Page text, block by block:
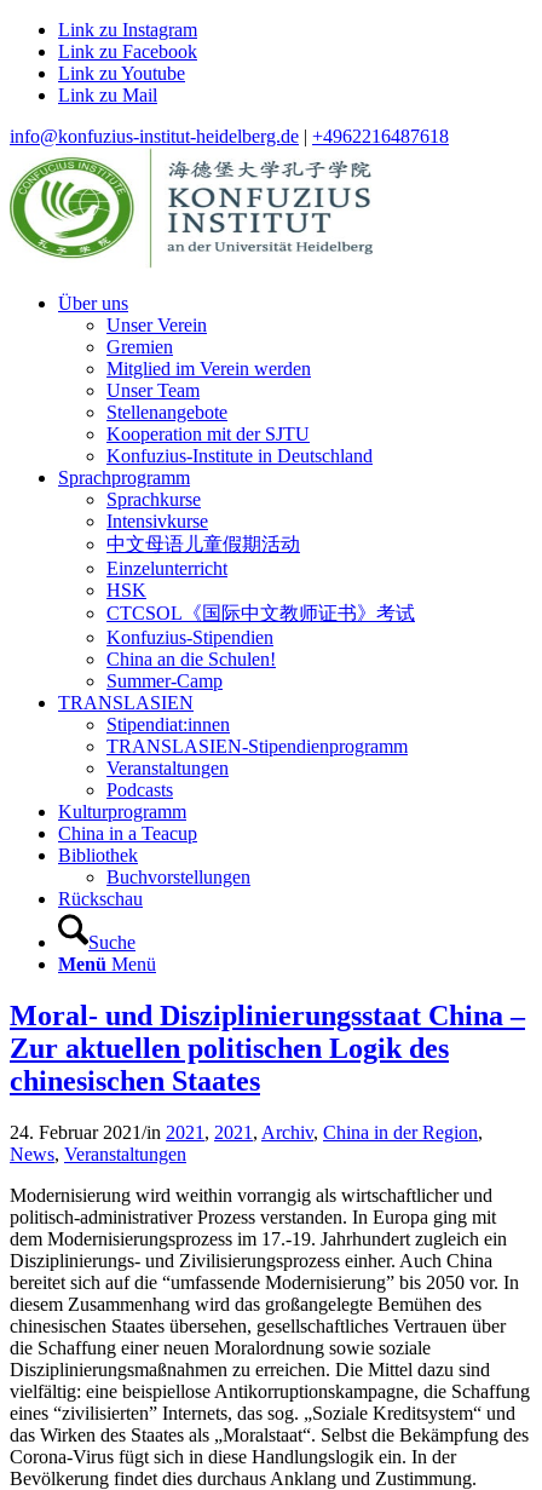
Link zu Instagram
Link zu Facebook
Link zu Youtube
Link zu Mail
info@konfuzius-institut-heidelberg.de | +4962216487618
Über uns
Unser Verein
Gremien
Mitglied im Verein werden
Unser Team
Stellenangebote
Kooperation mit der SJTU
Konfuzius-Institute in Deutschland
Sprachprogramm
Sprachkurse
Intensivkurse
中文母语儿童假期活动
Einzelunterricht
HSK
CTCSOL《国际中文教师证书》考试
Konfuzius-Stipendien
China an die Schulen!
Summer-Camp
TRANSLASIEN
Stipendiat:innen
TRANSLASIEN-Stipendienprogramm
Veranstaltungen
Podcasts
Kulturprogramm
China in a Teacup
Bibliothek
Buchvorstellungen
Rückschau
Suche
Menü Menü
Moral- und Disziplinierungsstaat China –
Zur aktuellen politischen Logik des
chinesischen Staates
24. Februar 2021/in 2021 , 2021 , Archiv, China in der Region,
News, Veranstaltungen
Modernisierung wird weithin vorrangig als wirtschaftlicher und
politisch-administrativer Prozess verstanden. In Europa ging mit
dem Modernisierungsprozess im 17.-19. Jahrhundert zugleich ein
Disziplinierungs- und Zivilisierungsprozess einher. Auch China
bereitet sich auf die “umfassende Modernisierung” bis 2050 vor. In
diesem Zusammenhang wird das großangelegte Bemühen des
chinesischen Staates übersehen, gesellschaftliches Vertrauen über
die Schaffung einer neuen Moralordnung sowie soziale
Disziplinierungsmaßnahmen zu erreichen. Die Mittel dazu sind
vielfältig: eine beispiellose Antikorruptionskampagne, die Schaffung
eines “zivilisierten” Internets, das sog. „Soziale Kreditsystem“ und
das Wirken des Staates als „Moralstaat“. Selbst die Bekämpfung des
Corona-Virus fügt sich in diese Handlungslogik ein. In der
Bevölkerung findet dies durchaus Anklang und Zustimmung.